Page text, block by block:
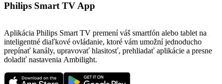
Philips Smart TV App
Aplikácia Philips Smart TV premení váš smartfón alebo tablet na
inteligentné diaľkové ovládanie, ktoré vám umožní jednoducho
prepínať kanály, upravovať hlasitosť, prehliadať aplikácie a presne
doladiť nastavenia Ambilight.